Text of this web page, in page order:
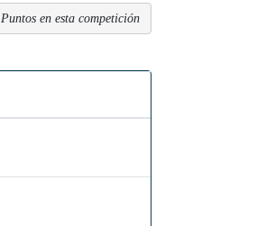
Puntos en esta competición